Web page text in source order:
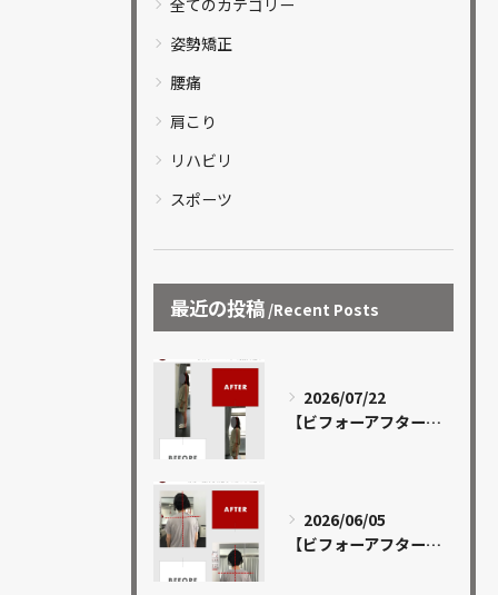
全てのカテゴリー
姿勢矯正
腰痛
肩こり
リハビリ
スポーツ
最近の投稿 Recent Posts
2026/07/22
【ビフォーアフター 13】
2026/06/05
【ビフォーアフター 12】